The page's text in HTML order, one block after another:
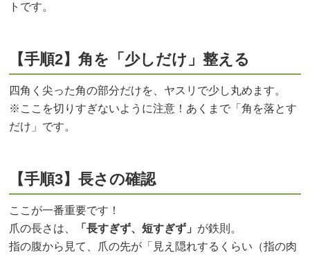
トです。
【手順2】角を「少しだけ」整える
四角く尖った角の部分だけを、ヤスリで少し丸めます。
※ここを切りすぎないように注意！あくまで「角を落とす
だけ」です。
【手順3】長さの確認
ここが一番重要です！
爪の長さは、
「長すぎず、短すぎず」 が鉄則。
指の腹から見て、爪の先が「見え隠れするくらい（指の肉